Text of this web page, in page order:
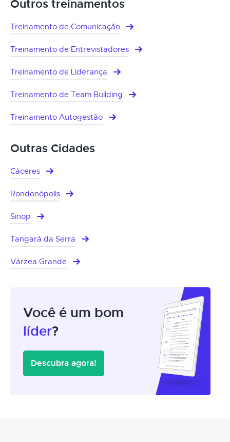
Outros treinamentos
Treinamento de Comunicação
Treinamento de Entrevistadores
Treinamento de Liderança
Treinamento de Team Building
Treinamento Autogestão
Outras Cidades
Cáceres
Rondonópolis
Sinop
Tangará da Serra
Várzea Grande
Você é um bom
líder?
Descubra agora!